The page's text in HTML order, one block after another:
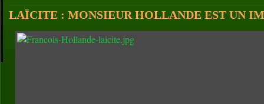
LAÏCITE : MONSIEUR HOLLANDE EST UN